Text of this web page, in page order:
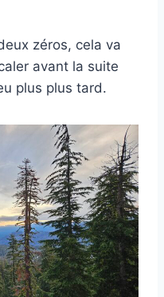
zéros, cela va
avant la suite
plus plus tard.